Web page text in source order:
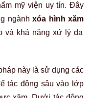
mỹ viện uy tín. Đây
ngành xóa hình xăm
và khả năng xử lý đa
này là sử dụng các
tác động sâu vào lớp